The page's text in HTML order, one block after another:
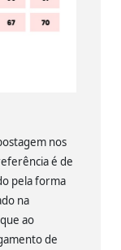
nos
é de
pela forma
na
ao
de